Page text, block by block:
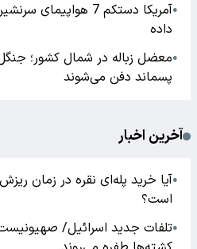
●
آمریکا دستکم 7
داده
●معضل زباله در شمال کشور؛
پسماند دفن می‌شوند
آخرین اخبار
●آیا خرید پله‌ای نقره در زمان
است؟
●تلفات جدید اسرائیل/